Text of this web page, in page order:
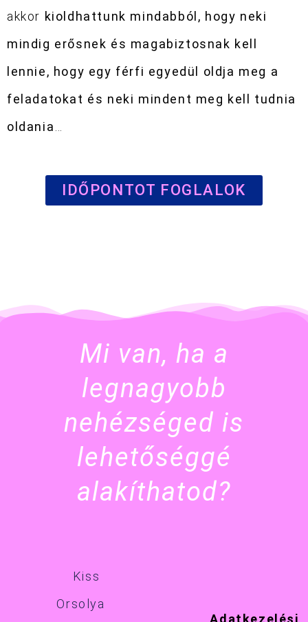
akkor kioldhattunk mindabból, hogy neki
mindig erősnek és magabiztosnak kell
lennie, hogy egy férfi egyedül oldja meg a
feladatokat és neki mindent meg kell tudnia
oldania…
IDŐPONTOT FOGLALOK
Mi van, ha a
legnagyobb
nehézséged is
lehetőséggé
alakíthatod?
Adatkezelési